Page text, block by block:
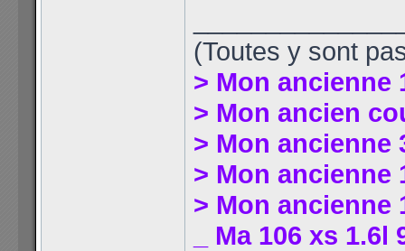
(Toutes y sont
> Mon ancienne
> Mon ancien
> Mon ancienne
> Mon ancienne
> Mon ancienne
_ Ma 106 xs 1.6l